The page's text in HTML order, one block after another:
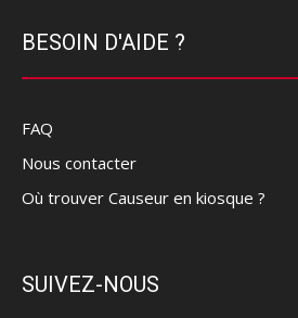
BESOIN D'AIDE ?
FAQ
Nous contacter
Où trouver Causeur en kiosque ?
SUIVEZ-NOUS